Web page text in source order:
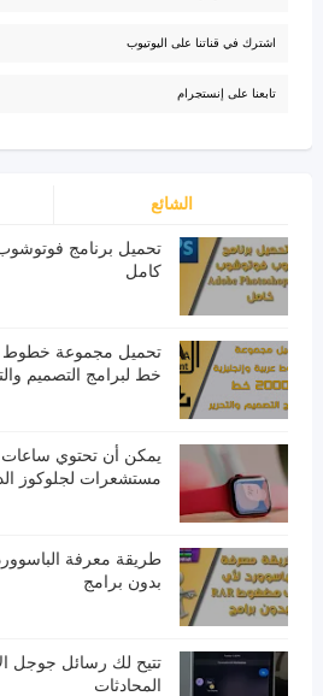
اشترك في قناتنا على اليوتيوب
تابعنا على إنستجرام
الشائع
كامل
خط لبرامج التصميم
يمكن أن تحتوي ساعات
مستشعرات لجلوكوز
بدون برامج
تتيح لك رسائل جوجل
المحادثات